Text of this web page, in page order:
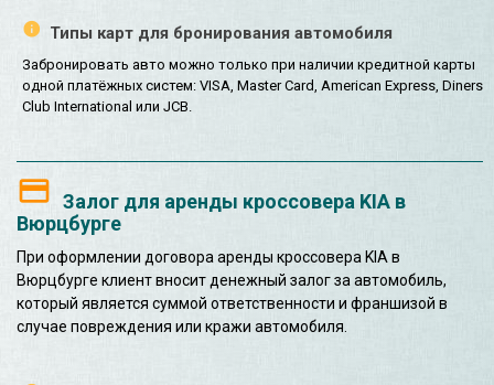
Типы карт для бронирования автомобиля
Забронировать авто можно только при наличии кредитной карты
одной платёжных систем: VISA, Master Card, American Express, Diners
Club International или JCB.
Залог для аренды кроссовера KIA в
Вюрцбурге
При оформлении договора аренды кроссовера KIA в
Вюрцбурге клиент вносит денежный залог за автомобиль,
который является суммой ответственности и франшизой в
случае повреждения или кражи автомобиля.